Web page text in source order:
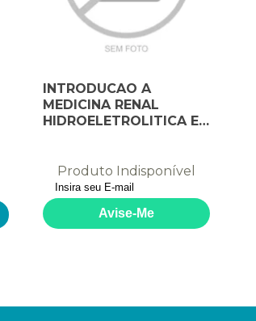
INTRODUCAO A
MEDICINA RENAL
HIDROELETROLITICA E
Produto Indisponível